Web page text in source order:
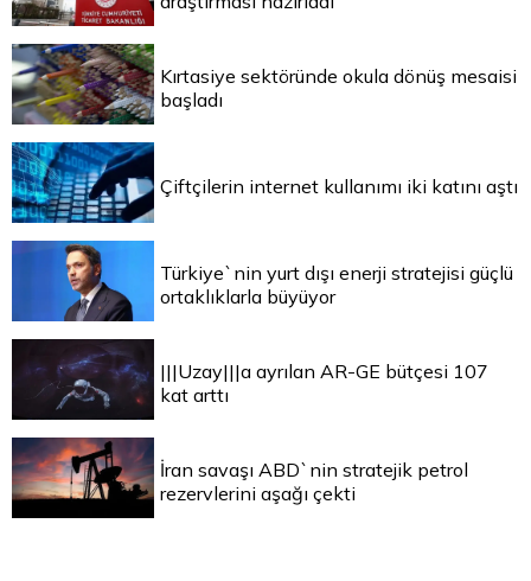
Kırtasiye sektöründe okula dönüş mesaisi
başladı
Çiftçilerin internet kullanımı iki katını aştı
Türkiye`nin yurt dışı enerji stratejisi güçlü
ortaklıklarla büyüyor
|||Uzay|||a ayrılan AR-GE bütçesi 107
kat arttı
İran savaşı ABD`nin stratejik petrol
rezervlerini aşağı çekti